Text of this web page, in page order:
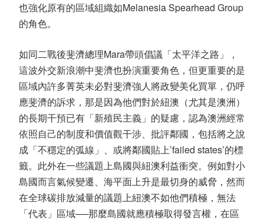
也強化原有的區域組織如Melanesia Spearhead Group
的角色。
如同二戰後斐濟總理Mara帶頭倡議「太平洋之路」，
這波外交新浪潮中斐濟也扮演重要角色，但更重要的是
區域內許多菁英未必對斐濟強人將政變美化買單，仍呼
應斐濟的訴求，那是因為他們對於紐澳（尤其是澳洲）
的長期干預已有「新殖民主義」的疑慮，認為澳洲經常
依照自己的制度和價值觀干涉、批評鄰國，包括將之說
成「不穩定的弧線」、或將鄰國貼上’failed states’的標
籤。此外在一些議題上島國與紐澳利益衝突。例如對小
島國而言氣候變遷、海平面上升是最切身的威脅，然而
在全球碳排放減量的議題上紐澳不如他們積極，無法
「代表」區域──那麼島國就應積極取得發言權，在區